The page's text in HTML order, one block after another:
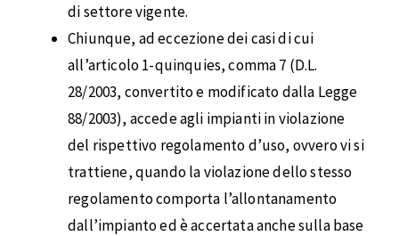
di settore vigente.
Chiunque, ad eccezione dei casi di cui
all’articolo 1-quinquies, comma 7 (D.L.
28/2003, convertito e modificato dalla Legge
88/2003), accede agli impianti in violazione
del rispettivo regolamento d’uso, ovvero vi si
trattiene, quando la violazione dello stesso
regolamento comporta l’allontanamento
dall’impianto ed è accertata anche sulla base